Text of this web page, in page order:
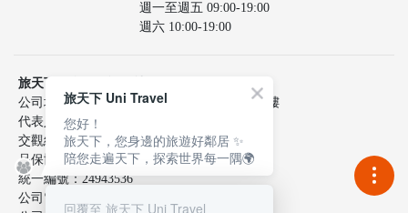
週一至週五 09:00-19:00
週六 10:00-19:00
旅天下聯合國際旅行社股份有限公司
公司地址：台北市中山區民生東路三段10號6樓
代表人：李嘉寅
交觀綜217100號
品保協會2137號
統一編號：24943536
公司電話：02-7701-0660
旅天下 Uni Travel
您好！
旅天下，您身邊的旅遊好鄰居 ✨
陪您走遍天下，探索世界每一隅🌍
回覆至 旅天下 Uni Travel